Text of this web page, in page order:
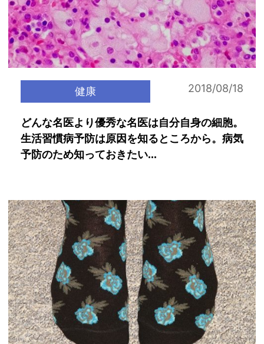
健康 2018/08/18
どんな名医より優秀な名医は自分自身の細胞。
生活習慣病予防は原因を知るところから。病気
予防のため知っておきたい...